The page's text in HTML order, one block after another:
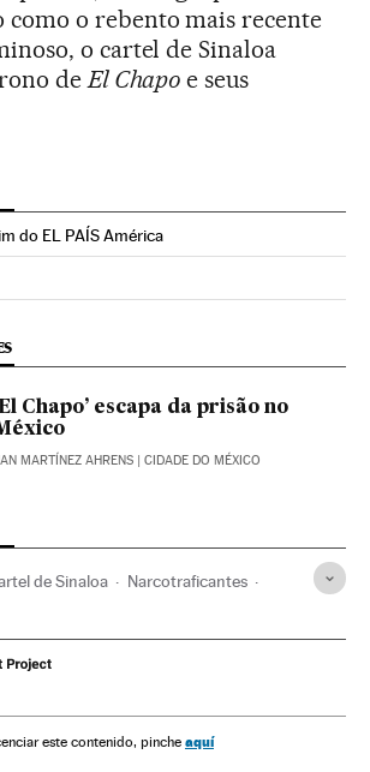
como o rebento mais recente
o cartel de Sinaloa
deEl Chapo e seus
do EL PAÍS América
Brasil en Twitter
El País Brasil en Instagram
El País Brasil en Facebook
Chapo’ escapa da prisão no
MARTÍNEZ AHRENS | CIDADE DO MÉXICO
de Sinaloa Narcotraficantes
este contenido, pinche aquí